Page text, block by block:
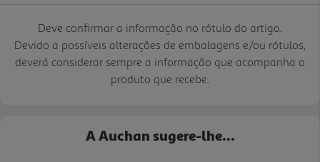
Deve confirmar a informação no rótulo do artigo.
Devido a possíveis alterações de embalagens e/ou rótulos,
deverá considerar sempre a informação que acompanha o
produto que recebe.
A Auchan sugere-lhe...